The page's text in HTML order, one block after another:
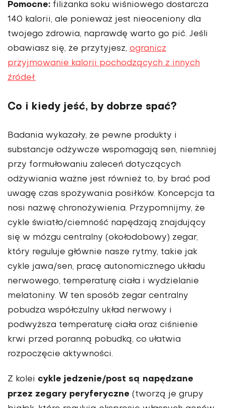
Pomocne: filiżanka soku wiśniowego dostarcza
140 kalorii, ale ponieważ jest nieoceniony dla
twojego zdrowia, naprawdę warto go pić. Jeśli
obawiasz się, że przytyjesz, ogranicz
przyjmowanie kalorii pochodzących z innych
źródeł.
Co i kiedy jeść, by dobrze spać?
Badania wykazały, że pewne produkty i
substancje odżywcze wspomagają sen, niemniej
przy formułowaniu zaleceń dotyczących
odżywiania ważne jest również to, by brać pod
uwagę czas spożywania posiłków. Koncepcja ta
nosi nazwę chronożywienia. Przypomnijmy, że
cykle światło/ciemność napędzają znajdujący
się w mózgu centralny (okołodobowy) zegar,
który reguluje głównie nasze rytmy, takie jak
cykle jawa/sen, pracę autonomicznego układu
nerwowego, temperaturę ciała i wydzielanie
melatoniny. W ten sposób zegar centralny
pobudza współczulny układ nerwowy i
podwyższa temperaturę ciała oraz ciśnienie
krwi przed poranną pobudką, co ułatwia
rozpoczęcie aktywności.
Z kolei cykle jedzenie/post są napędzane
przez zegary peryferyczne (tworzą je grupy